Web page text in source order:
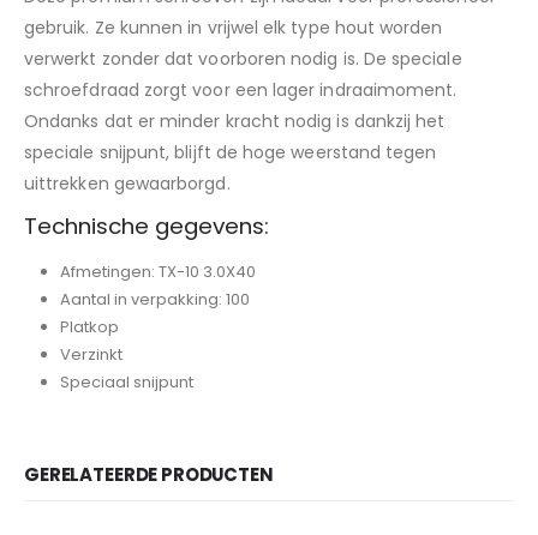
gebruik. Ze kunnen in vrijwel elk type hout worden
verwerkt zonder dat voorboren nodig is. De speciale
schroefdraad zorgt voor een lager indraaimoment.
Ondanks dat er minder kracht nodig is dankzij het
speciale snijpunt, blijft de hoge weerstand tegen
uittrekken gewaarborgd.
Technische gegevens:
Afmetingen: TX-10 3.0X40
Aantal in verpakking: 100
Platkop
Verzinkt
Speciaal snijpunt
GERELATEERDE PRODUCTEN